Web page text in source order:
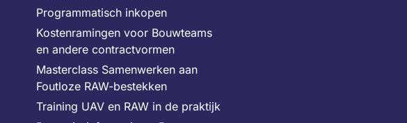
Programmatisch inkopen
Kostenramingen voor Bouwteams
en andere contractvormen
Masterclass Samenwerken aan
Foutloze RAW-bestekken
Training UAV en RAW in de praktijk